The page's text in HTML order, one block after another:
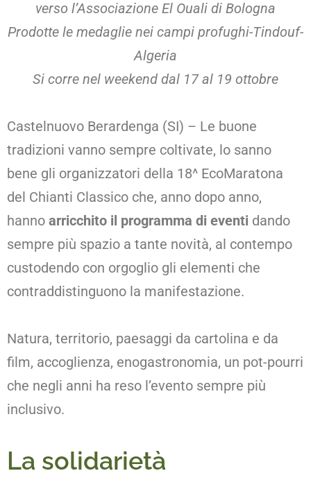
verso l’Associazione El Ouali di Bologna
Prodotte le medaglie nei campi profughi-Tindouf-
Algeria
Si corre nel weekend dal 17 al 19 ottobre
Castelnuovo Berardenga (SI) – Le buone
tradizioni vanno sempre coltivate, lo sanno
bene gli organizzatori della 18^ EcoMaratona
del Chianti Classico che, anno dopo anno,
hanno arricchito il programma di eventi dando
sempre più spazio a tante novità, al contempo
custodendo con orgoglio gli elementi che
contraddistinguono la manifestazione.
Natura, territorio, paesaggi da cartolina e da
film, accoglienza, enogastronomia, un pot-pourri
che negli anni ha reso l’evento sempre più
inclusivo.
La solidarietà